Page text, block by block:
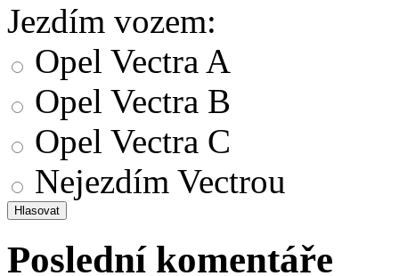
Jezdím vozem:
Opel Vectra A
Opel Vectra B
Opel Vectra C
Nejezdím Vectrou
Poslední komentáře